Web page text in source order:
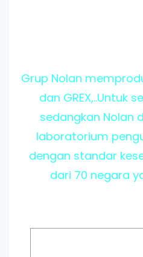
Grup Nolan
dan GREX,..Untuk
sedangkan Nolan
laboratorium
dengan standar
dari 70 negara